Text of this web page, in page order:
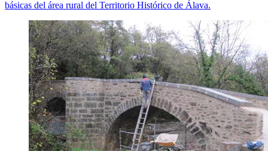
básicas del área rural del Territorio Histórico de Álava.